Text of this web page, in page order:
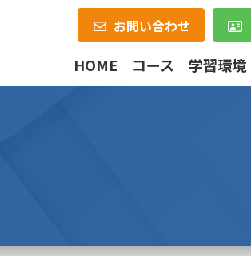
お問い合わせ
HOME コース 学習環境